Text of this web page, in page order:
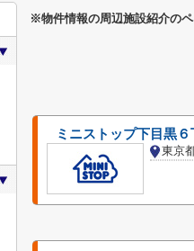
※物件情報の周辺施設紹介の
ミニストップ下目黒６
東京